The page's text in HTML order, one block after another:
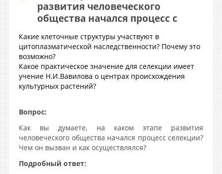
развития человеческого
общества начался процесс с
Какие клеточные структуры участвуют в
цитоплазматической наследственности? Почему это
возможно?
Какое практическое значение для селекции имеет
учение Н.И.Вавилова о центрах происхождения
культурных растений?
Вопрос:
Как вы думаете, на каком этапе развития
человеческого общества начался процесс селекции?
Чем он вызван и как осуществлялся?
Подробный ответ: